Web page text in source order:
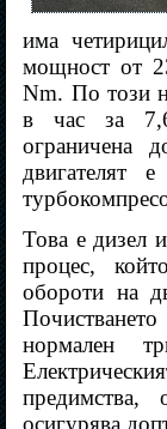
има
мощност от
Nm. По този
в час за
ограничена
двигателят
Това е дизел
процес,
обороти на
нормален
осигурява